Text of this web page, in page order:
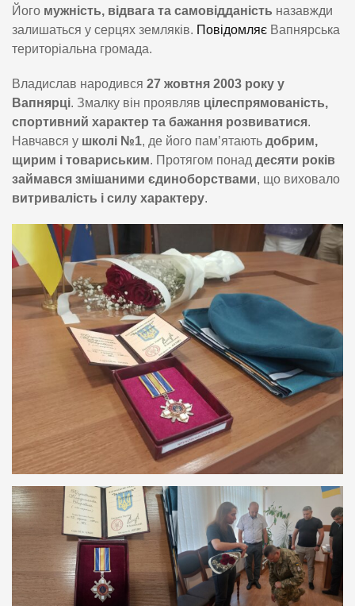
Його мужність, відвага та самовідданість назавжди
залишаться у серцях земляків. Повідомляє Вапнярська
територіальна громада.
Владислав народився 27 жовтня 2003 року у
Вапнярці. Змалку він проявляв цілеспрямованість,
спортивний характер та бажання розвиватися.
Навчався у школі №1, де його пам’ятають добрим,
щирим і товариським. Протягом понад десяти років
займався змішаними єдиноборствами, що виховало
витривалість і силу характеру.